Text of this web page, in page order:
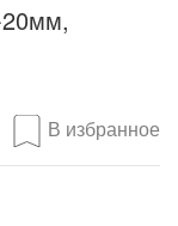
В избранное